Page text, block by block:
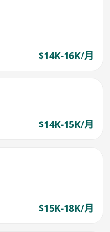
$14K-16K/月
$14K-15K/月
$15K-18K/月